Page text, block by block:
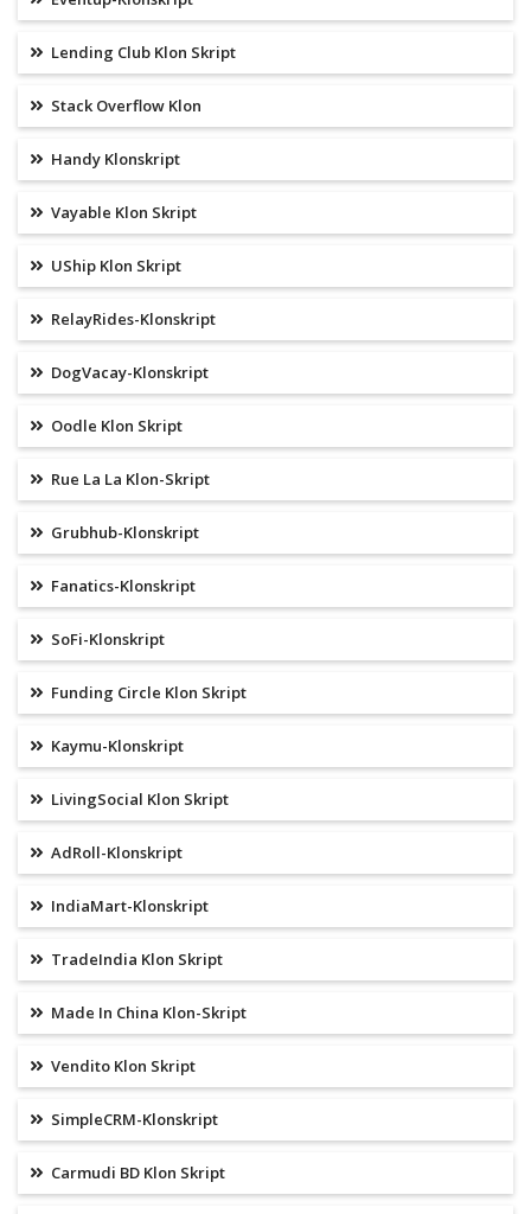
Lending Club Klon Skript
Stack Overflow Klon
Handy Klonskript
Vayable Klon Skript
UShip Klon Skript
RelayRides-Klonskript
DogVacay-Klonskript
Oodle Klon Skript
Rue La La Klon-Skript
Grubhub-Klonskript
Fanatics-Klonskript
SoFi-Klonskript
Funding Circle Klon Skript
Kaymu-Klonskript
LivingSocial Klon Skript
AdRoll-Klonskript
IndiaMart-Klonskript
TradeIndia Klon Skript
Made In China Klon-Skript
Vendito Klon Skript
SimpleCRM-Klonskript
Carmudi BD Klon Skript